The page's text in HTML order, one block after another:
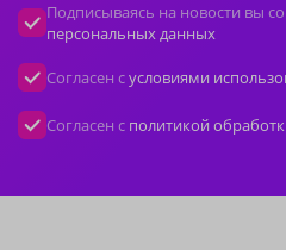
Подписываясь на новости вы
персональных данных
Согласен сусловиями
Согласен с политикой